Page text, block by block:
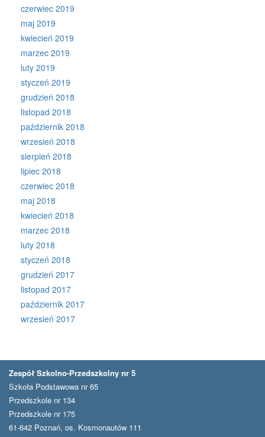
czerwiec 2019
maj 2019
kwiecień 2019
marzec 2019
luty 2019
styczeń 2019
grudzień 2018
listopad 2018
październik 2018
wrzesień 2018
sierpień 2018
lipiec 2018
czerwiec 2018
maj 2018
kwiecień 2018
marzec 2018
luty 2018
styczeń 2018
grudzień 2017
listopad 2017
październik 2017
wrzesień 2017
Zespół Szkolno-Przedszkolny nr 5
Szkoła Podstawowa nr 65
Przedszkole nr 134
Przedszkole nr 175
61-642 Poznań, os. Kosmonautów 111